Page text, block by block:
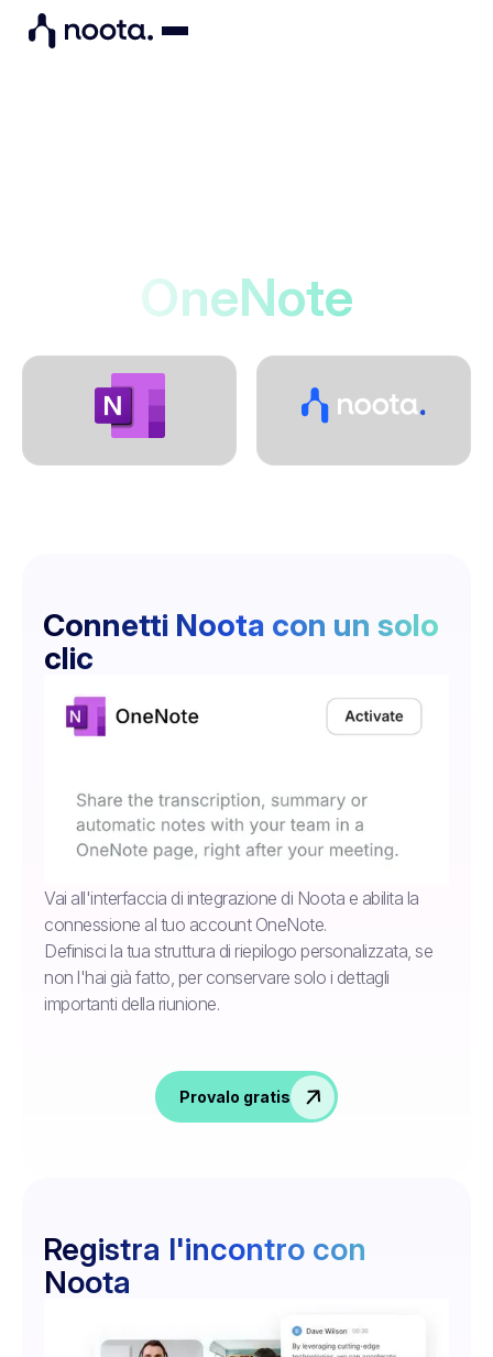
OneNote
Connetti Noota con un solo
clic
Vai all'interfaccia di integrazione di Noota e abilita la
connessione al tuo account OneNote.
Definisci la tua struttura di riepilogo personalizzata, se
non l'hai già fatto, per conservare solo i dettagli
importanti della riunione.
Provalo gratis
Registra l'incontro con
Noota